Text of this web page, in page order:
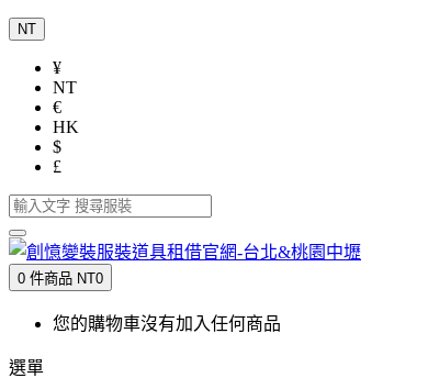
NT
¥
NT
€
HK
$
£
0 件商品 NT0
您的購物車沒有加入任何商品
選單